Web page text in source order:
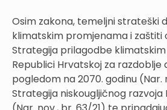
Osim zakona, temeljni strateški
klimatskim promjenama i zaštiti
Strategija prilagodbe
Republici Hrvatskoj za razdoblje
pogledom na 2070. godinu (Nar.
Strategija niskougljičnog razvoja